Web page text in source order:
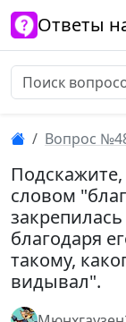
Ответы
Вопрос
словом
благодаря
такому,
видывал".